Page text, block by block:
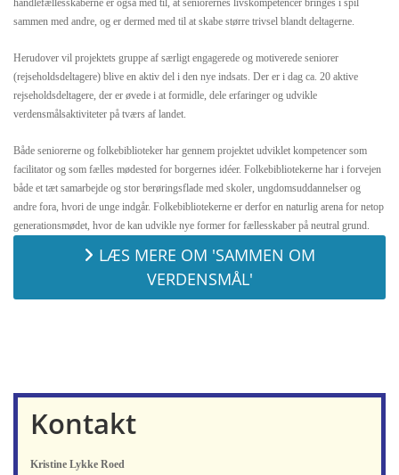
sammen med andre, og er dermed med til at skabe større trivsel blandt deltagerne.
Herudover vil projektets gruppe af særligt engagerede og motiverede seniorer
(rejseholdsdeltagere) blive en aktiv del i den nye indsats. Der er i dag ca. 20 aktive
rejseholdsdeltagere, der er øvede i at formidle, dele erfaringer og udvikle
verdensmålsaktiviteter på tværs af landet.
Både seniorerne og folkebiblioteker har gennem projektet udviklet kompetencer som
facilitator og som fælles mødested for borgernes idéer. Folkebibliotekerne har i forvejen
både et tæt samarbejde og stor berøringsflade med skoler, ungdomsuddannelser og
andre fora, hvori de unge indgår. Folkebibliotekerne er derfor en naturlig arena for netop
generationsmødet, hvor de kan udvikle nye former for fællesskaber på neutral grund.
LÆS MERE OM 'SAMMEN OM
VERDENSMÅL'
Kontakt
Kristine Lykke Roed